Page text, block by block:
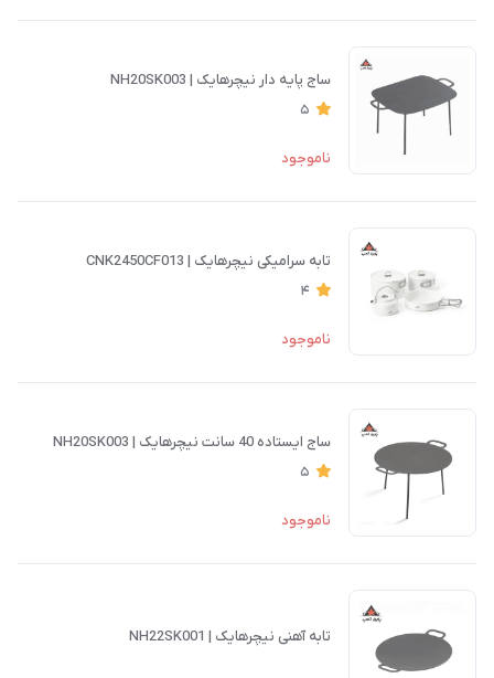
ساج پایه دار نیچرهایک | NH20SK003
5
ناموجود
تابه سرامیکی نیچرهایک | CNK2450CF013
4
ناموجود
ساج ایستاده 40 سانت نیچرهایک | NH20SK003
5
ناموجود
تابه آهنی نیچرهایک | NH22SK001